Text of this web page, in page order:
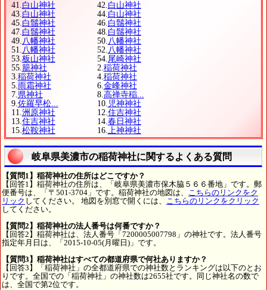
41.白山神社 42.白山神社
43.白山神社 44.白山神社
45.白鬚神社 46.白鬚神社
47.白鬚神社 48.白鬚神社
49.八幡神社 50.八幡神社
51.八幡神社 52.八幡神社
53.板山神社 54.尾崎神社
55.籠神社 2.稲荷神社
3.稲荷神社 4.稲荷神社
5.雨霜神社 6.金峰神社
7.県神社 8.高禅寺稲...
9.佐羅早松... 10. 児神神社
11.洲原神社 12.住吉神社
13.住吉神社 14.春日神社
15.松鞍神社 16.上神神社
岐阜県美濃市の稲荷神社に関するよくある質問
【質問1】稲荷神社の住所はどこですか？
【回答1】稲荷神社の住所は、「岐阜県美濃市保木脇５６６番地」です。郵
便番号は、「〒501-3704」です。稲荷神社の地図は、 こちらのリンクをク
リック してください。 地図を別窓で開くには、 こちらのリンクをクリック
してください。
【質問2】稲荷神社の法人番号は何番ですか？
【回答2】稲荷神社は、法人番号「7200005007798」の神社です。法人番号
指定年月日は、「2015-10-05(月曜日)」です。
【質問3】稲荷神社はすべての都道府県で何社ありますか？
【回答3】「稲荷神社」の全都道府県での神社数とランキングは以下のとお
りです。全国での「稲荷神社」の神社数は2655社です。同じ神社名の数で
は、全国で第2位です。